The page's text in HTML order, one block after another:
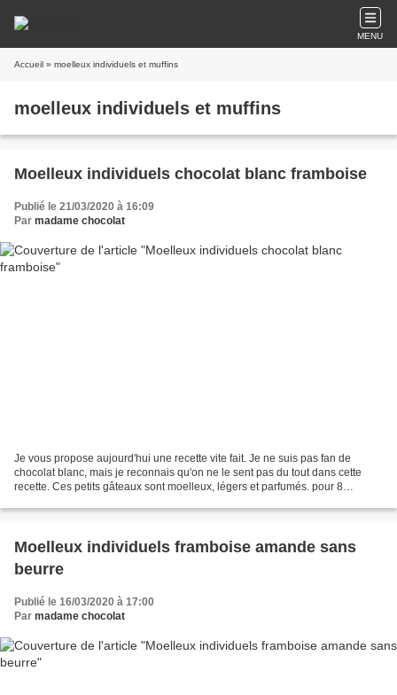
MENU
Accueil » moelleux individuels et muffins
moelleux individuels et muffins
Moelleux individuels chocolat blanc framboise
Publié le 21/03/2020 à 16:09
Par madame chocolat
Je vous propose aujourd'hui une recette vite fait. Je ne suis pas fan de
chocolat blanc, mais je reconnais qu'on ne le sent pas du tout dans cette
recette. Ces petits gâteaux sont moelleux, légers et parfumés. pour 8
Moelleux individuels framboise amande sans
beurre
Publié le 16/03/2020 à 17:00
Par madame chocolat